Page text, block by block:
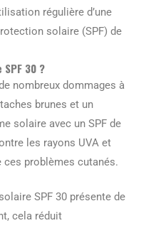
régulière d’une
solaire (SPF) de
30 ?
nombreux dommages à
brunes et un
solaire avec un SPF de
les rayons UVA et
ces problèmes cutanés.
SPF 30 présente de
cela réduit